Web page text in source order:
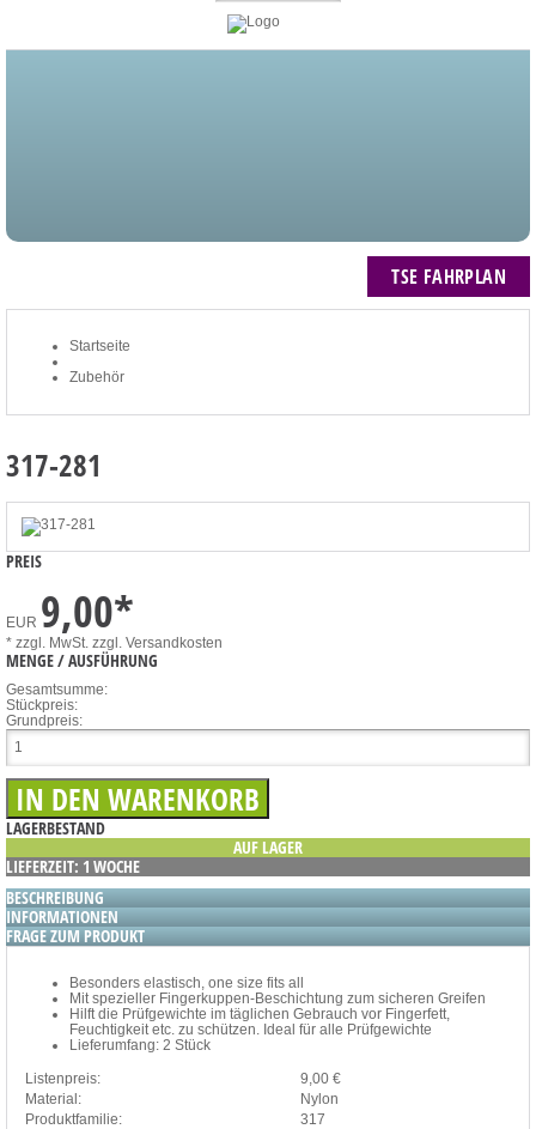
TSE FAHRPLAN
Startseite
Zubehör
317-281
PREIS
EUR 9,00*
* zzgl. MwSt. zzgl. Versandkosten
MENGE / AUSFÜHRUNG
Gesamtsumme:
Stückpreis:
Grundpreis:
LAGERBESTAND
AUF LAGER
LIEFERZEIT: 1 WOCHE
BESCHREIBUNG
INFORMATIONEN
FRAGE ZUM PRODUKT
Besonders elastisch, one size fits all
Mit spezieller Fingerkuppen-Beschichtung zum sicheren Greifen
Hilft die Prüfgewichte im täglichen Gebrauch vor Fingerfett,
Feuchtigkeit etc. zu schützen. Ideal für alle Prüfgewichte
Lieferumfang: 2 Stück
Listenpreis:
9,00 €
Material:
Nylon
Produktfamilie:
317